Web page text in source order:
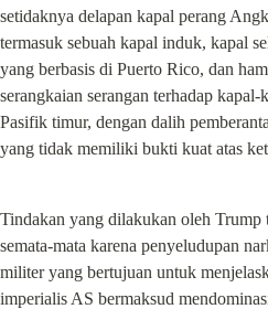
setidaknya delapan kapal perang
termasuk sebuah kapal induk, kapal
yang berbasis di Puerto Rico, dan
serangkaian serangan terhadap
Pasifik timur, dengan dalih
yang tidak memiliki bukti kuat atas
Tindakan yang dilakukan oleh Trump
semata-mata karena penyeludupan
militer yang bertujuan untuk
imperialis AS bermaksud